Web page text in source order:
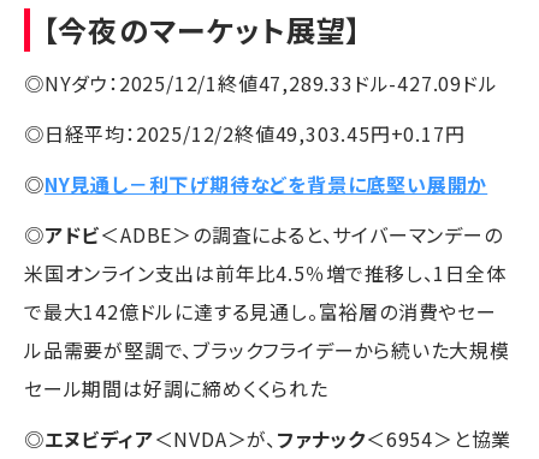
【今夜のマーケット展望】
◎NYダウ：2025/12/1終値47,289.33ドル-427.09ドル
◎日経平均：2025/12/2終値49,303.45円+0.17円
◎NY見通し－利下げ期待などを背景に底堅い展開か
◎アドビ＜ADBE＞の調査によると、サイバーマンデーの
米国オンライン支出は前年比4.5％増で推移し、1日全体
で最大142億ドルに達する見通し。富裕層の消費やセー
ル品需要が堅調で、ブラックフライデーから続いた大規模
セール期間は好調に締めくくられた
◎エヌビディア＜NVDA＞が、 ファナック＜6954＞と協業